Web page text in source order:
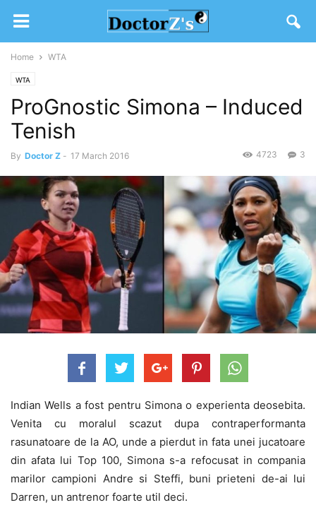
Home WTA
WTA
ProGnostic Simona – Induced
Tenish
By Doctor Z - 17 March 2016 3
4723
Indian Wells a fost pentru Simona o experienta deosebita.
Venita cu moralul scazut dupa contraperformanta
rasunatoare de la AO, unde a pierdut in fata unei jucatoare
din afata lui Top 100, Simona s-a refocusat in compania
marilor campioni Andre si Steffi, buni prieteni de-ai lui
Darren, un antrenor foarte util deci.